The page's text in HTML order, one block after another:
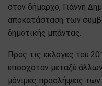
στον δήμαρχο, Γιάννη
αποκατάσταση των
δημοτικής μπάντας.
Προς τις εκλογές του
υποσχόταν μεταξύ
μόνιμες προσλήψεις